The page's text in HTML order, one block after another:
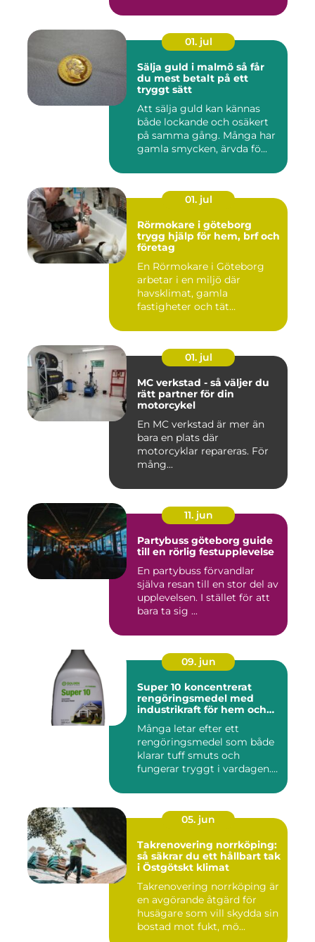
01. jul
Sälja guld i malmö så får
du mest betalt på ett
tryggt sätt
Att sälja guld kan kännas
både lockande och osäkert
på samma gång. Många har
gamla smycken, ärvda fö...
01. jul
Rörmokare i göteborg
trygg hjälp för hem, brf och
företag
En Rörmokare i Göteborg
arbetar i en miljö där
havsklimat, gamla
fastigheter och tät
01. jul
MC verkstad - så väljer du
rätt partner för din
motorcykel
En MC verkstad är mer än
bara en plats där
motorcyklar repareras. För
mång...
11. jun
Partybuss göteborg guide
till en rörlig festupplevelse
En partybuss förvandlar
själva resan till en stor del av
upplevelsen. I stället för att
bara ta sig ...
09. jun
Super 10 koncentrerat
rengöringsmedel med
industrikraft för hem och
Många letar efter ett
rengöringsmedel som både
klarar tuff smuts och
fungerar tryggt i vardagen.
05. jun
Takrenovering norrköping:
så säkrar du ett hållbart tak
i Östgötskt klimat
Takrenovering norrköping är
en avgörande åtgärd för
husägare som vill skydda sin
bostad mot fukt, mö...